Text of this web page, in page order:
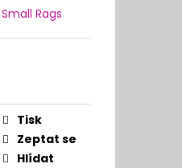
Small Rags
Tisk
Zeptat se
Hlídat